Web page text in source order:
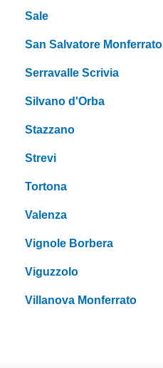
Sale
San Salvatore Monferrato
Serravalle Scrivia
Silvano d'Orba
Stazzano
Strevi
Tortona
Valenza
Vignole Borbera
Viguzzolo
Villanova Monferrato